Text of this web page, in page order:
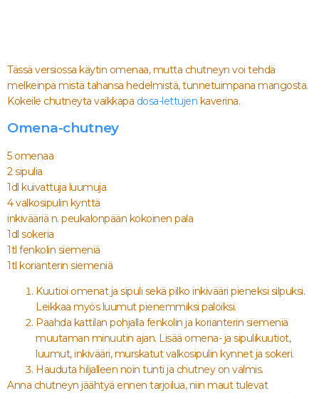
Tässä versiossa käytin omenaa, mutta chutneyn voi tehdä
melkeinpä mistä tahansa hedelmistä, tunnetuimpana mangosta.
Kokeile chutneyta vaikkapa dosa-lettujen kaverina.
Omena-chutney
5 omenaa
2 sipulia
1dl kuivattuja luumuja
4 valkosipulin kynttä
inkivääriä n. peukalonpään kokoinen pala
1dl sokeria
1tl fenkolin siemeniä
1tl korianterin siemeniä
Kuutioi omenat ja sipuli sekä pilko inkivääri pieneksi silpuksi.
Leikkaa myös luumut pienemmiksi paloiksi.
Paahda kattilan pohjalla fenkolin ja korianterin siemeniä
muutaman minuutin ajan. Lisää omena- ja sipulikuutiot,
luumut, inkivääri, murskatut valkosipulin kynnet ja sokeri.
Hauduta hiljalleen noin tunti ja chutney on valmis.
Anna chutneyn jäähtyä ennen tarjoilua, niin maut tulevat